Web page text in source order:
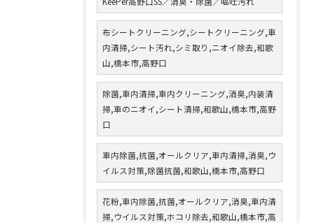
布シートクリーニング,シートクリーニング,車
内清掃,シート汚れ,シミ取り,ニオイ除去,和歌
山,橋本市,高野口
除菌,車内清掃,車内クリーニング,消臭,内装清
掃,車のニオイ,シート清掃,和歌山,橋本市,高野
口
車内除菌,抗菌,オールクリア,車内清掃,消臭,ウ
イルス対策,除菌抗菌,和歌山,橋本市,高野口
花粉,車内除菌,抗菌,オールクリア,消臭,車内清
掃,ウイルス対策,ホコリ除去,和歌山,橋本市,高